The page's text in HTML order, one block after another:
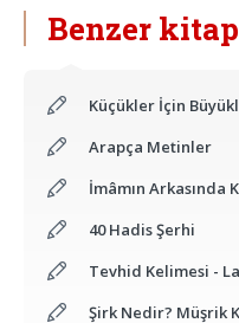
Benzer
Küçükler İçin
Arapça Metinler
İmâmın Arkasında
40 Hadis Şerhi
Tevhid Kelimesi -
Şirk Nedir? Müşrik